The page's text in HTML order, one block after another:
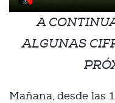
A
ALGUNAS
Mañana, desde las